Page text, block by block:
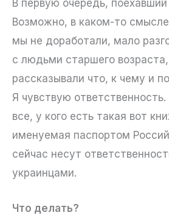
В первую очередь,
Возможно, в каком-то смысле
мы не доработали, мало
с людьми старшего
рассказывали что, к чему и
Я чувствую
все, у кого есть такая вот
именуемая паспортом
сейчас несут
украинцами.
Что делать?